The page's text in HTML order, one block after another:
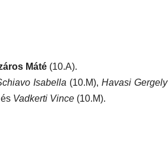
Máté (10.A).
Isabella (10.M), Havasi Gergely
Vadkerti Vince (10.M).